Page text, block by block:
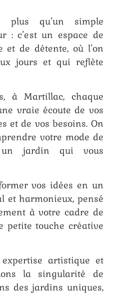
qu’un simple
: c’est un espace de
de détente, où l’on
jours et qui reflète
à Martillac, chaque
vraie écoute de vos
et de vos besoins. On
votre mode de
jardin qui vous
vos idées en un
et harmonieux, pensé
à votre cadre de
petite touche créative
artistique et
la singularité de
des jardins uniques,